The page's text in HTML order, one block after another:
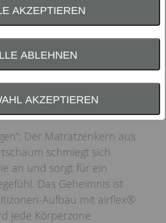
AKZEPTIEREN
ABLEHNEN
AKZEPTIEREN
Der Matratzenkern aus
schmiegt sich
an und sorgt für ein
Das Geheimnis ist
Aufbau mit airflex®
jede Körperzone